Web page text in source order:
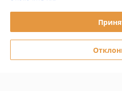
График работы
Полная версия сайта
Политика обработки cookies